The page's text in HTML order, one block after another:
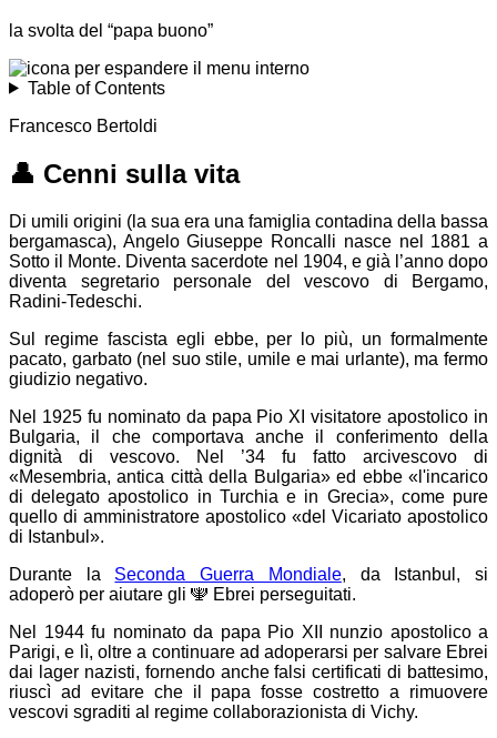
la svolta del “papa buono”
Table of Contents
Francesco Bertoldi
👤 Cenni sulla vita
Di umili origini (la sua era una famiglia contadina della bassa
bergamasca), Angelo Giuseppe Roncalli nasce nel 1881 a
Sotto il Monte. Diventa sacerdote nel 1904, e già l’anno dopo
diventa segretario personale del vescovo di Bergamo,
Radini-Tedeschi.
Sul regime fascista egli ebbe, per lo più, un formalmente
pacato, garbato (nel suo stile, umile e mai urlante), ma fermo
giudizio negativo.
Nel 1925 fu nominato da papa Pio XI visitatore apostolico in
Bulgaria, il che comportava anche il conferimento della
dignità di vescovo. Nel ’34 fu fatto arcivescovo di
«Mesembria, antica città della Bulgaria» ed ebbe «l'incarico
di delegato apostolico in Turchia e in Grecia», come pure
quello di amministratore apostolico «del Vicariato apostolico
di Istanbul».
Durante la Seconda Guerra Mondiale, da Istanbul, si
adoperò per aiutare gli 🕎 Ebrei perseguitati.
Nel 1944 fu nominato da papa Pio XII nunzio apostolico a
Parigi, e lì, oltre a continuare ad adoperarsi per salvare Ebrei
dai lager nazisti, fornendo anche falsi certificati di battesimo,
riuscì ad evitare che il papa fosse costretto a rimuovere
vescovi sgraditi al regime collaborazionista di Vichy.